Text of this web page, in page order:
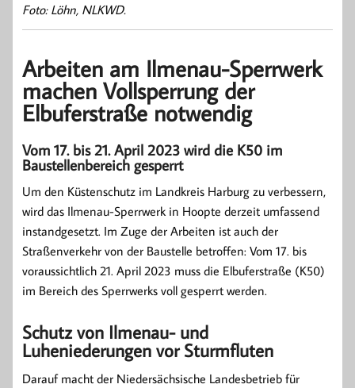
Foto: Löhn, NLKWD.
Arbeiten am Ilmenau-Sperrwerk
machen Vollsperrung der
Elbuferstraße notwendig
Vom 17. bis 21. April 2023 wird die K50 im
Baustellenbereich gesperrt
Um den Küstenschutz im Landkreis Harburg zu verbessern,
wird das Ilmenau-Sperrwerk in Hoopte derzeit umfassend
instandgesetzt. Im Zuge der Arbeiten ist auch der
Straßenverkehr von der Baustelle betroffen: Vom 17. bis
voraussichtlich 21. April 2023 muss die Elbuferstraße (K50)
im Bereich des Sperrwerks voll gesperrt werden.
Schutz von Ilmenau- und
Luheniederungen vor Sturmfluten
Darauf macht der Niedersächsische Landesbetrieb für